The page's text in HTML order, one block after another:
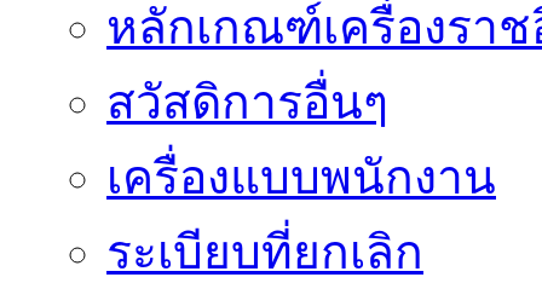
หลักเกณฑ์เครื่องรา
สวัสดิการอื่นๆ
เครื่องแบบพนักงาน
ระเบียบที่ยกเลิก